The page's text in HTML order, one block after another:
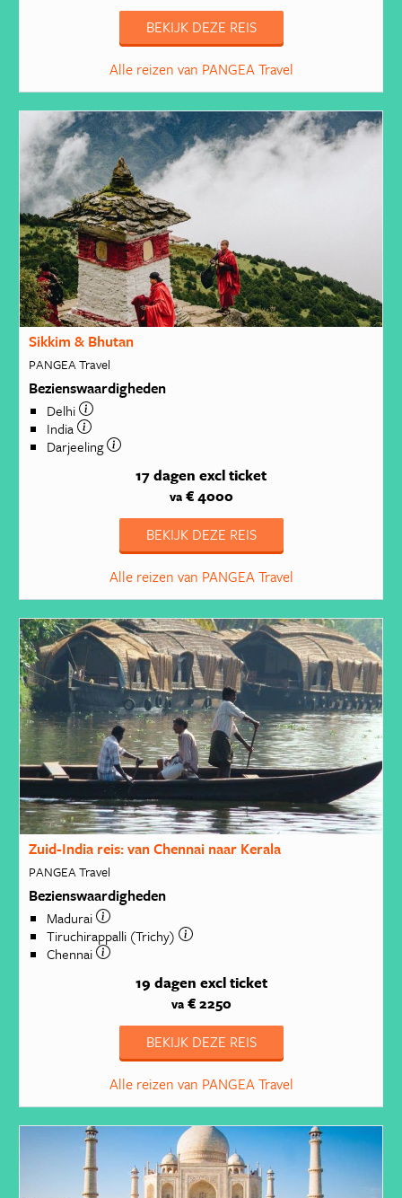
BEKIJK DEZE REIS
Alle reizen van PANGEA Travel
Sikkim & Bhutan
PANGEA Travel
Bezienswaardigheden
Delhi
India
Darjeeling
17 dagen excl ticket
va€ 4000
BEKIJK DEZE REIS
Alle reizen van PANGEA Travel
Zuid-India reis: van Chennai naar Kerala
PANGEA Travel
Bezienswaardigheden
Madurai
Tiruchirappalli (Trichy)
Chennai
19 dagen excl ticket
va€ 2250
BEKIJK DEZE REIS
Alle reizen van PANGEA Travel